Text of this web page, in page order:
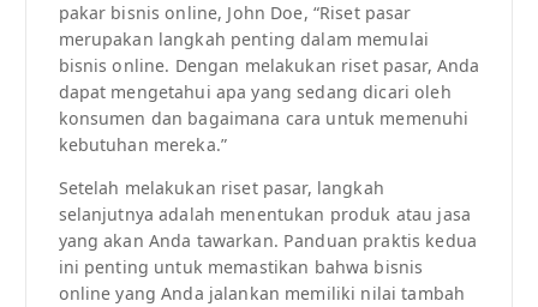
pakar bisnis online, John Doe, “Riset pasar
merupakan langkah penting dalam memulai
bisnis online. Dengan melakukan riset pasar, Anda
dapat mengetahui apa yang sedang dicari oleh
konsumen dan bagaimana cara untuk memenuhi
kebutuhan mereka.”
Setelah melakukan riset pasar, langkah
selanjutnya adalah menentukan produk atau jasa
yang akan Anda tawarkan. Panduan praktis kedua
ini penting untuk memastikan bahwa bisnis
online yang Anda jalankan memiliki nilai tambah